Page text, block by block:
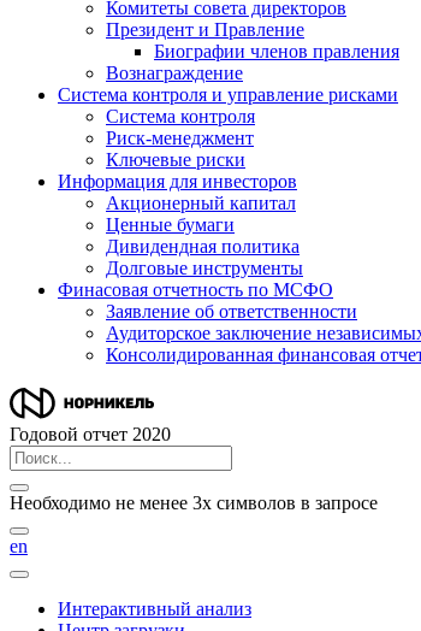
Комитеты совета директоров
Президент и Правление
Биографии членов правления
Вознаграждение
Система контроля и управление рисками
Система контроля
Риск-менеджмент
Ключевые риски
Информация для инвесторов
Акционерный капитал
Ценные бумаги
Дивидендная политика
Долговые инструменты
Финасовая отчетность по МСФО
Заявление об ответственности
Аудиторское заключение
Консолидированная финансовая
Годовой отчет 2020
Необходимо не менее 3х символов в запросе
en
Интерактивный анализ